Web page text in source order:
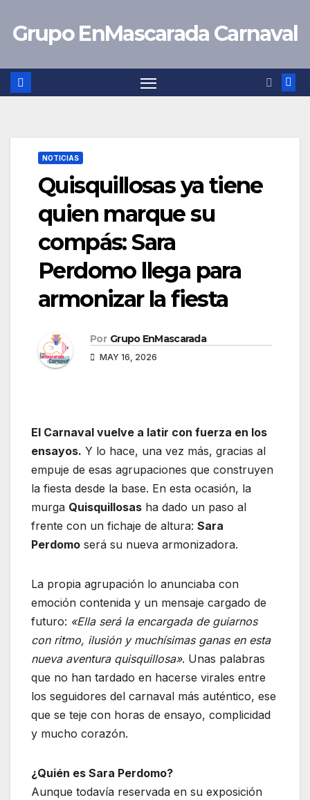
Grupo EnMascarada Carnaval
NOTICIAS
Quisquillosas ya tiene
quien marque su
compás: Sara
Perdomo llega para
armonizar la fiesta
Por Grupo EnMascarada
MAY 16, 2026
El Carnaval vuelve a latir con fuerza en los
ensayos. Y lo hace, una vez más, gracias al
empuje de esas agrupaciones que construyen
la fiesta desde la base. En esta ocasión, la
murga Quisquillosas ha dado un paso al
frente con un fichaje de altura: Sara
Perdomo será su nueva armonizadora.
La propia agrupación lo anunciaba con
emoción contenida y un mensaje cargado de
futuro: «Ella será la encargada de guiarnos
con ritmo, ilusión y muchísimas ganas en esta
nueva aventura quisquillosa». Unas palabras
que no han tardado en hacerse virales entre
los seguidores del carnaval más auténtico, ese
que se teje con horas de ensayo, complicidad
y mucho corazón.
¿Quién es Sara Perdomo?
Aunque todavía reservada en su exposición